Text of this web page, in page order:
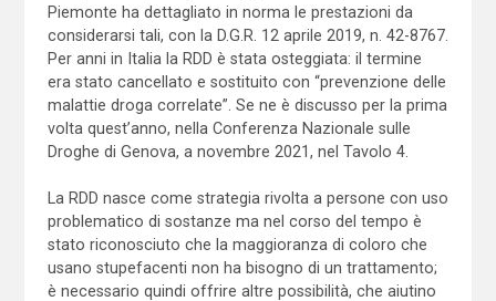
Piemonte ha dettagliato in norma le prestazioni da
considerarsi tali, con la D.G.R. 12 aprile 2019, n. 42-8767.
Per anni in Italia la RDD è stata osteggiata: il termine
era stato cancellato e sostituito con “prevenzione delle
malattie droga correlate”. Se ne è discusso per la prima
volta quest’anno, nella Conferenza Nazionale sulle
Droghe di Genova, a novembre 2021, nel Tavolo 4.
La RDD nasce come strategia rivolta a persone con uso
problematico di sostanze ma nel corso del tempo è
stato riconosciuto che la maggioranza di coloro che
usano stupefacenti non ha bisogno di un trattamento;
è necessario quindi offrire altre possibilità, che aiutino